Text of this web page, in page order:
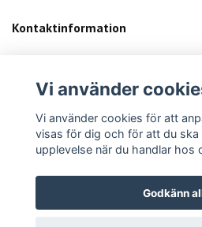
Kontaktinformation
Sociala medier
Vi använder
Vi använder cookies för att
visas för dig och för att du ska
upplevelse när du handlar hos
Godkänn